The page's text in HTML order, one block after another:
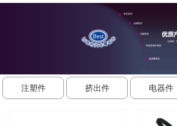
注塑件 挤出件 电器件